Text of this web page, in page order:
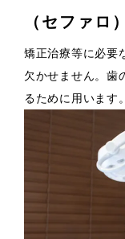
（セファロ）
矯正治療等に必要
欠かせません。歯
るために用います。